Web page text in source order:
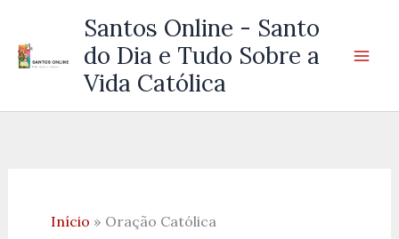
Santos Online - Santo
do Dia e Tudo Sobre a
Vida Católica
Início Oração Católica